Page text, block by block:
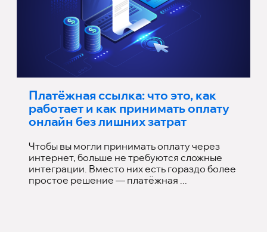
Платёжная ссылка: что это, как
работает и как принимать оплату
онлайн без лишних затрат
Чтобы вы могли принимать оплату через
интернет, больше не требуются сложные
интеграции. Вместо них есть гораздо более
простое решение — платёжная ...